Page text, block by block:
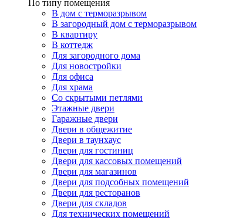
По типу помещения
В дом с терморазрывом
В загородный дом с терморазрывом
В квартиру
В коттедж
Для загородного дома
Для новостройки
Для офиса
Для храма
Со скрытыми петлями
Этажные двери
Гаражные двери
Двери в общежитие
Двери в таунхаус
Двери для гостиниц
Двери для кассовых помещений
Двери для магазинов
Двери для подсобных помещений
Двери для ресторанов
Двери для складов
Для технических помещений